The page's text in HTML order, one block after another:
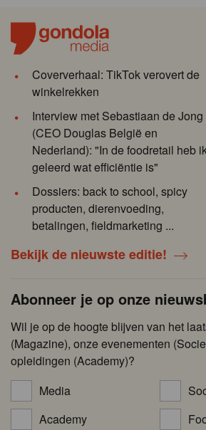
Coververhaal: TikTok verovert de
winkelrekken
Interview met Sebastiaan de Jong
(CEO Douglas België en
Nederland): "In de foodretail heb
geleerd wat efficiëntie is"
Dossiers: back to school, spicy
producten, dierenvoeding,
betalingen, fieldmarketing ...
Bekijk de nieuwste editie!
Abonneer je op onze
Wil je op de hoogte blijven van het
(Magazine), onze evenementen
opleidingen (Academy)?
Media
Academy